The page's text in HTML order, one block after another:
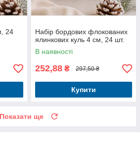
24
Набір бордових флокованих
ялинкових куль 4 см, 24 шт.
В наявності
252,88 ₴ 297,50 ₴
Купити
Показати ще